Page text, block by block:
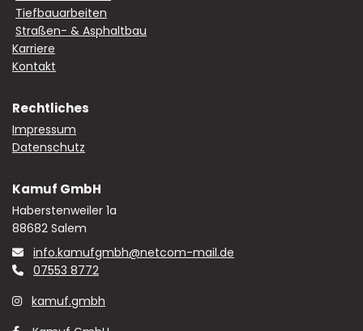
Tiefbauarbeiten
Straßen- & Asphaltbau
Karriere
Kontakt
Rechtliches
Impressum
Datenschutz
Kamuf GmbH
Haberstenweiler 1a
88682 Salem
 info.kamufgmbh@netcom-mail.de
 07553 8772
 kamuf.gmbh